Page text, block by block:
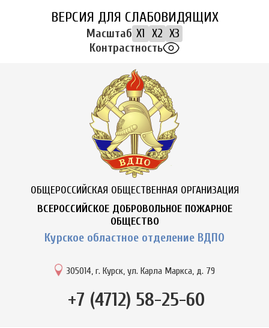
ВЕРСИЯ ДЛЯ СЛАБОВИДЯЩИХ
Масштаб X1 X2 X3
Контрастность
ОБЩЕРОССИЙСКАЯ ОБЩЕСТВЕННАЯ ОРГАНИЗАЦИЯ
ВСЕРОССИЙСКОЕ ДОБРОВОЛЬНОЕ ПОЖАРНОЕ
ОБЩЕСТВО
Курское областное отделение ВДПО
305014, г. Курск, ул. Карла Маркса, д. 79
+7 (4712) 58-25-60